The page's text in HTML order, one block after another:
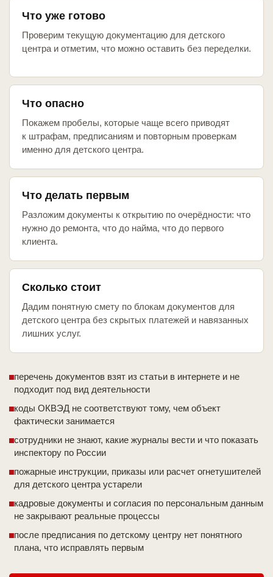
Что уже готово
Проверим текущую документацию для детского
центра и отметим, что можно оставить без переделки.
Что опасно
Покажем пробелы, которые чаще всего приводят
к штрафам, предписаниям и повторным проверкам
именно для детского центра.
Что делать первым
Разложим документы к открытию по очерёдности: что
нужно до ремонта, что до найма, что до первого
клиента.
Сколько стоит
Дадим понятную смету по блокам документов для
детского центра без скрытых платежей и навязанных
лишних услуг.
перечень документов взят из статьи в интернете и не
подходит под вид деятельности
коды ОКВЭД не соответствуют тому, чем объект
фактически занимается
сотрудники не знают, какие журналы вести и что показать
инспектору по России
пожарные инструкции, приказы или расчет огнетушителей
для детского центра устарели
кадровые документы и согласия по персональным данным
не закрывают реальные процессы
после предписания по детскому центру нет понятного
плана, что исправлять первым